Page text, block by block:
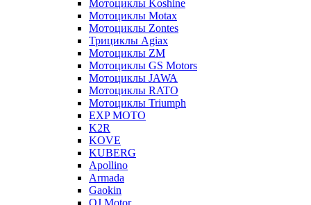
Мотоциклы Koshine
Мотоциклы Motax
Мотоциклы Zontes
Трициклы Agiax
Мотоциклы ZM
Мотоциклы GS Motors
Мотоциклы JAWA
Мотоциклы RATO
Мотоциклы Triumph
EXP MOTO
K2R
KOVE
KUBERG
Apollino
Armada
Gaokin
QJ Motor